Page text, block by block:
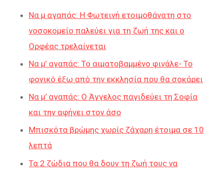
Να μ αγαπάς: Η Φωτεινή ετοιμοθάνατη στο
νοσοκομείο παλεύει για τη ζωή της και ο
Ορφέας τρελαίνεται
Να μ’ αγαπάς: Το αιματοβαμμένο φινάλε- Το
φονικό έξω από την εκκλησία που θα σοκάρει
Να μ’ αγαπάς: Ο Άγγελος παγιδεύει τη Σοφία
και την αφήνει στον άσο
Μπισκότα βρώμης χωρίς ζάχαρη έτοιμα σε 10
λεπτά
Τα 2 ζώδια που θα δουν τη ζωή τους να